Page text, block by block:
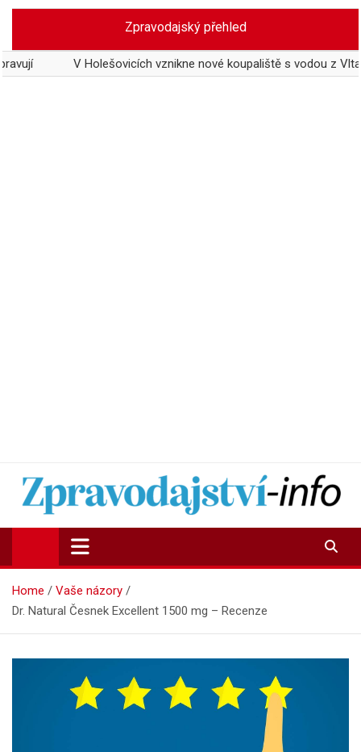
Skip
content
Zpravodajský přehled
V Holešovicích vznikne nové koupaliště s vodou z Vltavy
Zpravodajství-info.cz
Aktuality a informace on-line
Home
Vaše názory
Dr. Natural Česnek Excellent 1500 mg – Recenze